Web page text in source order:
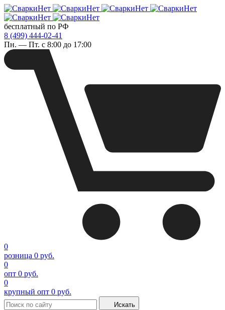
бесплатный по РФ
8 (499) 444-02-41
Пн. — Пт. с 8:00 до 17:00
0
розница 0 руб.
0
опт 0 руб.
0
крупный опт 0 руб.
Искать